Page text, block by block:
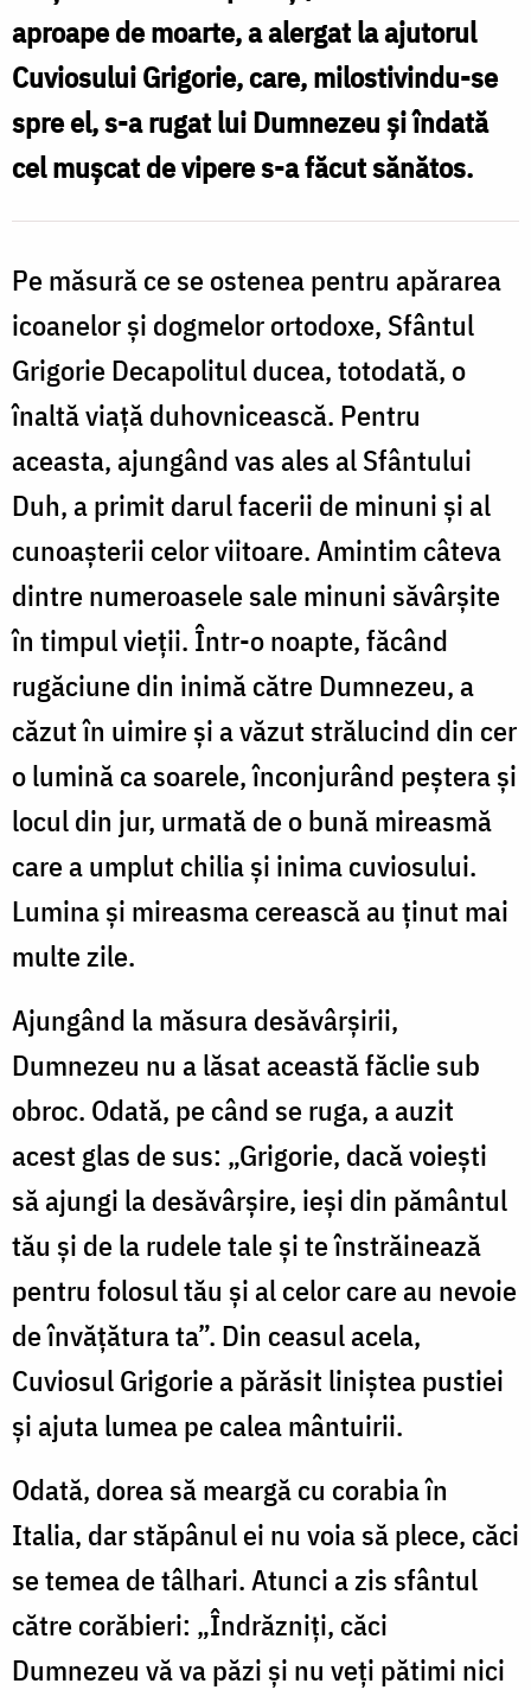
oameni
/
Foto:
Ştefan
Cojocariu
aproape de moarte, a alergat la ajutorul
Cuviosului Grigorie, care, milostivindu-se
spre el, s-a rugat lui Dumnezeu şi îndată
cel muşcat de vipere s-a făcut sănătos.
Pe măsură ce se ostenea pentru apărarea
icoanelor şi dogmelor ortodoxe, Sfântul
Grigorie Decapolitul ducea, totodată, o
înaltă viaţă duhovnicească. Pentru
aceasta, ajungând vas ales al Sfântului
Duh, a primit darul facerii de minuni şi al
cunoaşterii celor viitoare. Amintim câteva
dintre numeroasele sale minuni săvârşite
în timpul vieţii. Într-o noapte, făcând
rugăciune din inimă către Dumnezeu, a
căzut în uimire şi a văzut strălucind din cer
o lumină ca soarele, înconjurând peştera şi
locul din jur, urmată de o bună mireasmă
care a umplut chilia şi inima cuviosului.
Lumina şi mireasma cerească au ţinut mai
multe zile.
Ajungând la măsura desăvârşirii,
Dumnezeu nu a lăsat această făclie sub
obroc. Odată, pe când se ruga, a auzit
acest glas de sus: „Grigorie, dacă voieşti
să ajungi la desăvârşire, ieşi din pământul
tău şi de la rudele tale şi te înstrăinează
pentru folosul tău şi al celor care au nevoie
de învăţătura ta”. Din ceasul acela,
Cuviosul Grigorie a părăsit liniştea pustiei
şi ajuta lumea pe calea mântuirii.
Odată, dorea să meargă cu corabia în
Italia, dar stăpânul ei nu voia să plece, căci
se temea de tâlhari. Atunci a zis sfântul
către corăbieri: „Îndrăzniţi, căci
Dumnezeu vă va păzi şi nu veţi pătimi nici